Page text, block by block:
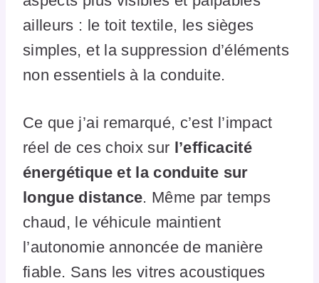
ailleurs : le toit textile, les sièges
simples, et la suppression d’éléments
non essentiels à la conduite.
Ce que j’ai remarqué, c’est l’impact
réel de ces choix sur l’efficacité
énergétique et la conduite sur
longue distance. Même par temps
chaud, le véhicule maintient
l’autonomie annoncée de manière
fiable. Sans les vitres acoustiques